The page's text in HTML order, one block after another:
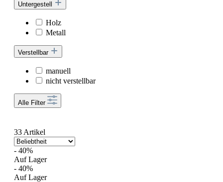
Untergestell
Holz
Metall
Verstellbar
manuell
nicht verstellbar
Alle Filter
33 Artikel
- 40%
Auf Lager
- 40%
Auf Lager